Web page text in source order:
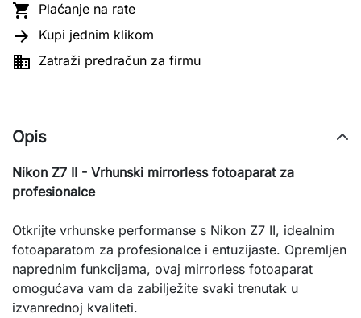
 Plaćanje na rate
 Kupi jednim klikom
 Zatraži predračun za firmu
Opis
Nikon Z7 II - Vrhunski mirrorless fotoaparat za
profesionalce
Otkrijte vrhunske performanse s Nikon Z7 II, idealnim
fotoaparatom za profesionalce i entuzijaste. Opremljen
naprednim funkcijama, ovaj mirrorless fotoaparat
omogućava vam da zabilježite svaki trenutak u
izvanrednoj kvaliteti.